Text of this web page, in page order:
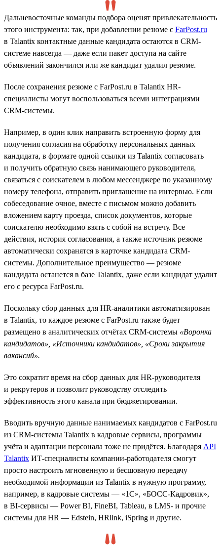
Дальневосточные команды подбора оценят привлекательность
этого инструмента: так, при добавлении резюме с FarPost.ru
в Talantix контактные данные кандидата остаются в CRM-
системе навсегда — даже если пакет доступа на сайте
объявлений закончился или же кандидат удалил резюме.
После сохранения резюме с FarPost.ru в Talantix HR-
специалисты могут воспользоваться всеми интеграциями
CRM-системы.
Например, в один клик направить встроенную форму для
получения согласия на обработку персональных данных
кандидата, в формате одной ссылки из Talantix согласовать
и получить обратную связь нанимающего руководителя,
связаться с соискателем в любом мессенджере по указанному
номеру телефона, отправить приглашение на интервью. Если
собеседование очное, вместе с письмом можно добавить
вложением карту проезда, список документов, которые
соискателю необходимо взять с собой на встречу. Все
действия, история согласования, а также источник резюме
автоматически сохранятся в карточке кандидата CRM-
системы. Дополнительное преимущество — резюме
кандидата останется в базе Talantix, даже если кандидат удалит
его с ресурса FarPost.ru.
Поскольку сбор данных для HR-аналитики автоматизирован
в Talantix, то каждое резюме c FarPost.ru также будет
размещено в аналитических отчётах CRM-системы «Воронка
кандидатов», «Источники кандидатов», «Сроки закрытия
вакансий».
Это сократит время на сбор данных для HR-руководителя
и рекрутеров и позволит руководству отследить
эффективность этого канала при бюджетировании.
Вводить вручную данные нанимаемых кандидатов с FarPost.ru
из CRM-системы Talantix в кадровые сервисы, программы
учёта и адаптации персонала тоже не придётся. Благодаря API
Talantix ИТ-специалисты компании-работодателя смогут
просто настроить мгновенную и бесшовную передачу
необходимой информации из Talantix в нужную программу,
например, в кадровые системы — «1С», «БОСС-Кадровик»,
в BI-сервисы — Power BI, FineBI, Tableau, в LMS- и прочие
системы для HR — Edstein, HRlink, iSpring и другие.